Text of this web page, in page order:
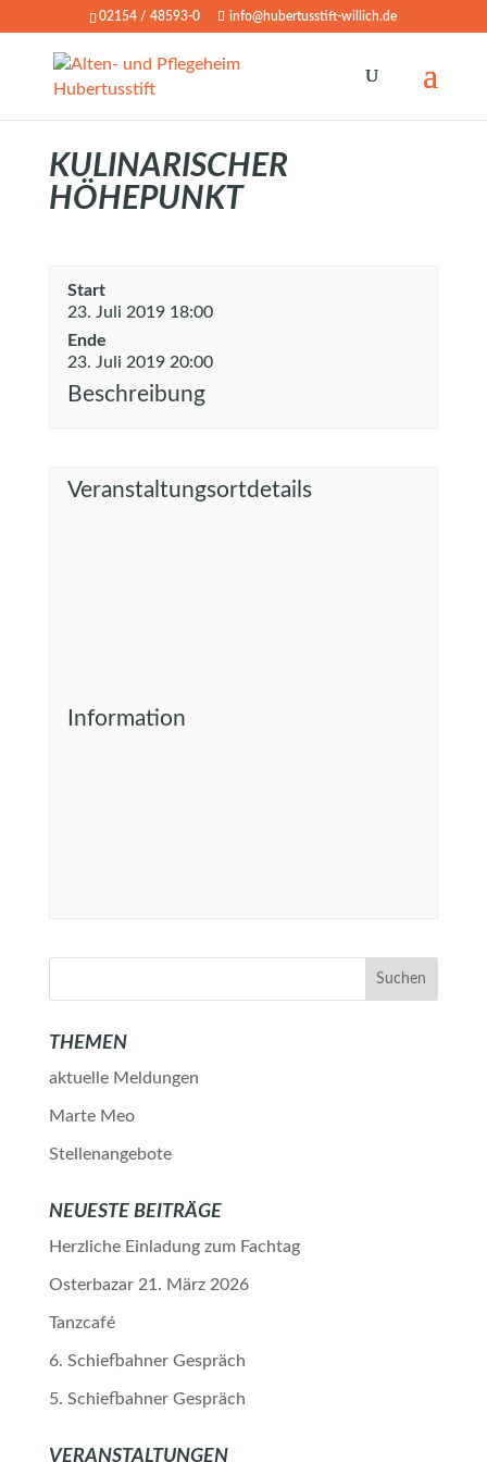
02154 / 48593-0 info@hubertusstift-willich.de
KULINARISCHER
HÖHEPUNKT
Start
23. Juli 2019 18:00
Ende
23. Juli 2019 20:00
Beschreibung
Veranstaltungsortdetails
Information
THEMEN
aktuelle Meldungen
Marte Meo
Stellenangebote
NEUESTE BEITRÄGE
Herzliche Einladung zum Fachtag
Osterbazar 21. März 2026
Tanzcafé
6. Schiefbahner Gespräch
5. Schiefbahner Gespräch
VERANSTALTUNGEN